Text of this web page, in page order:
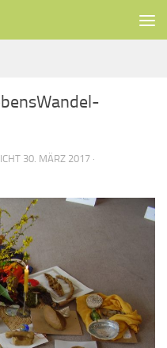
30. MÄRZ 2017 ·